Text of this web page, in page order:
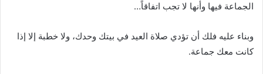
الجماعة فيها وأنها لا تجب اتفاقاً…
وبناء عليه فلك أن تؤدي صلاة العيد في بيتك وحدك، ولا خطبة إلا إذا
كانت معك جماعة.